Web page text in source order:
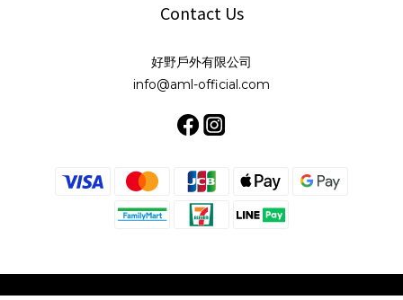
Contact Us
好野戶外有限公司
info@aml-official.com